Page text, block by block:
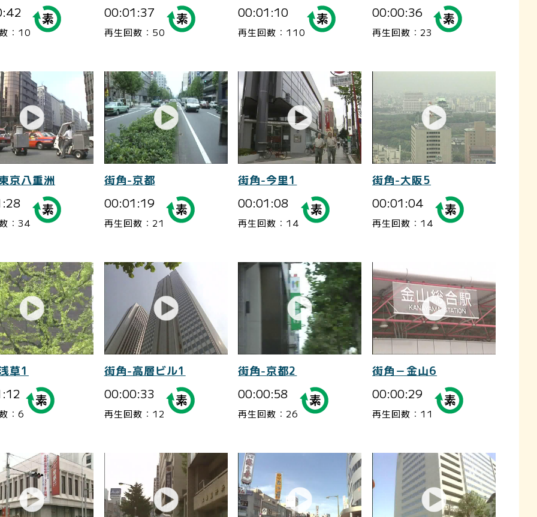
：10
00:01:37
再生回数：50
00:01:10
再生回数：110
00:00:36
再生回数：23
京八重洲
：34
街角-京都
00:01:19
再生回数：21
街角-今里1
00:01:08
再生回数：14
街角-大阪5
00:01:04
再生回数：14
草1
：6
街角-高層ビル1
00:00:33
再生回数：12
街角-京都2
00:00:58
再生回数：26
街角－金山6
00:00:29
再生回数：11